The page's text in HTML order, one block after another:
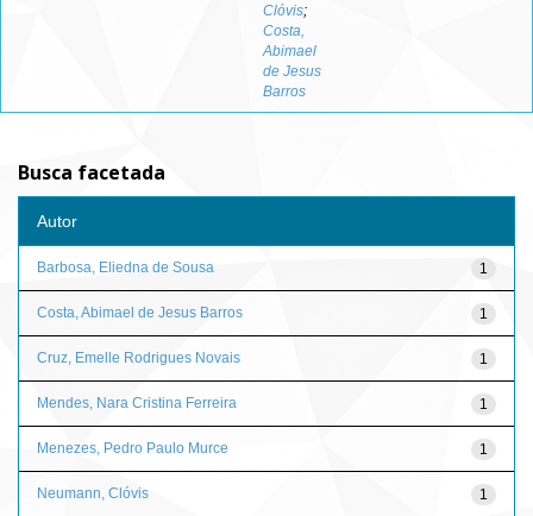
Clóvis;
Costa,
Abimael
de Jesus
Barros
Busca facetada
Autor
1
Barbosa, Eliedna de Sousa
1
Costa, Abimael de Jesus Barros
1
Cruz, Emelle Rodrigues Novais
1
Mendes, Nara Cristina Ferreira
1
Menezes, Pedro Paulo Murce
1
Neumann, Clóvis